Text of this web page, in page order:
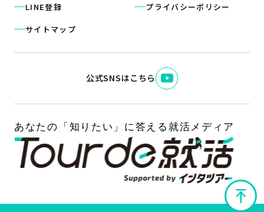
LINE登録
サイトマップ
プライバシーポリシー
公式SNSはこちら